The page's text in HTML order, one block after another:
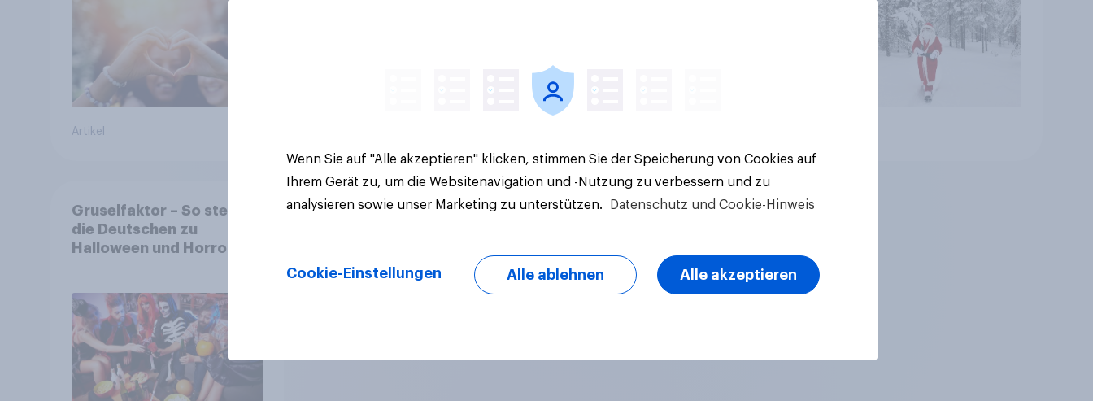
Werbelieblinge an
Artikel
Gruselfaktor – So stehen
die Deutschen zu
Halloween und Horror
Wenn Sie auf "Alle akzeptieren" klicken, stimmen Sie der Speicherung von Cookies auf
Ihrem Gerät zu, um die Websitenavigation und -Nutzung zu verbessern und zu
analysieren sowie unser Marketing zu unterstützen.
Datenschutz und Cookie-Hinweis
Cookie-Einstellungen Alle ablehnen Alle akzeptieren